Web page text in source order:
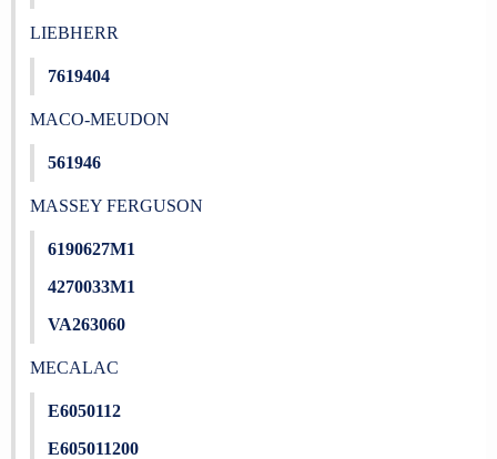
LIEBHERR
7619404
MACO-MEUDON
561946
MASSEY FERGUSON
6190627M1
4270033M1
VA263060
MECALAC
E6050112
E605011200